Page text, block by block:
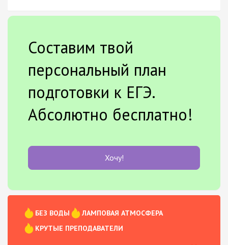
Составим твой
персональный план
подготовки к ЕГЭ.
Абсолютно бесплатно!
Хочу!
БЕЗ ВОДЫ
ЛАМПОВАЯ АТМОСФЕРА
КРУТЫЕ ПРЕПОДАВАТЕЛИ